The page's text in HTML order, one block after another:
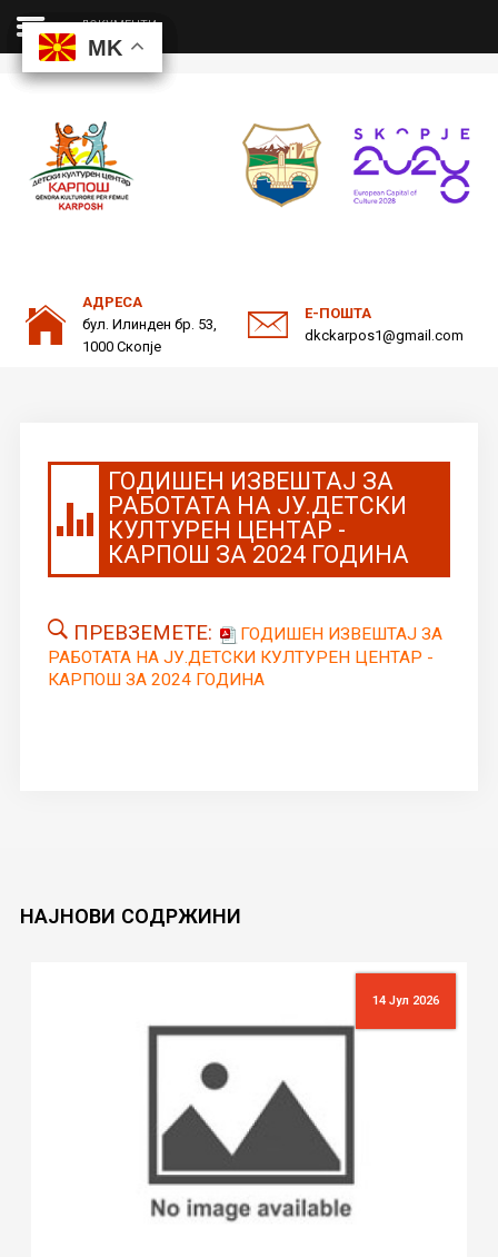
MK
MK
ДКЦ
ОДНОСИ СО ЈАВНОСТ
ДОКУМЕНТИ
MK
MK
АДРЕСА
бул. Илинден бр. 53,
1000 Скопје
Е-ПОШТА
dkckarpos1@gmail.com
Пребарајте на нашата веб страна
ГОДИШЕН ИЗВЕШТАЈ ЗА
РАБОТАТА НА ЈУ.ДЕТСКИ
КУЛТУРЕН ЦЕНТАР -
КАРПОШ ЗА 2024 ГОДИНА
ПРЕВЗЕМЕТЕ:
ГОДИШЕН ИЗВЕШТАЈ ЗА
РАБОТАТА НА ЈУ.ДЕТСКИ КУЛТУРЕН ЦЕНТАР -
КАРПОШ ЗА 2024 ГОДИНА
НАЈНОВИ СОДРЖИНИ
14 Јул 2026